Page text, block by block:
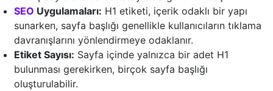
SEO Uygulamaları: H1 etiketi, içerik odaklı bir yapı
sunarken, sayfa başlığı genellikle kullanıcıların tıklama
davranışlarını yönlendirmeye odaklanır.
Etiket Sayısı: Sayfa içinde yalnızca bir adet H1
bulunması gerekirken, birçok sayfa başlığı
oluşturulabilir.